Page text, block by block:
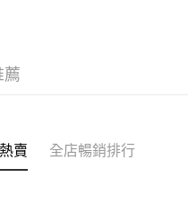
薦
賣 全店暢銷排行